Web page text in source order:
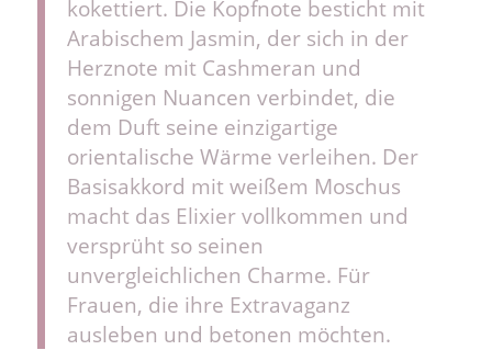
kokettiert. Die Kopfnote besticht mit
Arabischem Jasmin, der sich in der
Herznote mit Cashmeran und
sonnigen Nuancen verbindet, die
dem Duft seine einzigartige
orientalische Wärme verleihen. Der
Basisakkord mit weißem Moschus
macht das Elixier vollkommen und
versprüht so seinen
unvergleichlichen Charme. Für
Frauen, die ihre Extravaganz
ausleben und betonen möchten.